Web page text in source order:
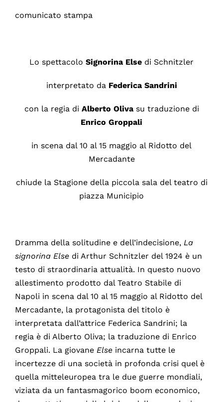
comunicato stampa
Lo spettacolo Signorina Else di Schnitzler
interpretato da Federica Sandrini
con la regia di Alberto Olivasu traduzione di
Enrico Groppali
in scena dal 10 al 15 maggio al Ridotto del
Mercadante
chiude la Stagione della piccola sala del teatro di
piazza Municipio
Dramma della solitudine e dell’indecisione, La
signorina Elsedi Arthur Schnitzler del 1924 è un
testo di straordinaria attualità. In questo nuovo
allestimento prodotto dal Teatro Stabile di
Napoli in scena dal 10 al 15 maggio al Ridotto del
Mercadante, la protagonista del titolo è
interpretata dall’attrice Federica Sandrini; la
regia è di Alberto Oliva; la traduzione di Enrico
Groppali. La giovane Elseincarna tutte le
incertezze di una società in profonda crisi quel è
quella mitteleuropea tra le due guerre mondiali,
viziata da un fantasmagorico boom economico,